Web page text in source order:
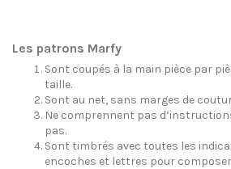
Les patrons Marfy
Sont coupés à la main pièce par
taille.
Sont au net, sans marges de
Ne comprennent pas
pas.
Sont timbrés avec toutes les
encoches et lettres pour composer